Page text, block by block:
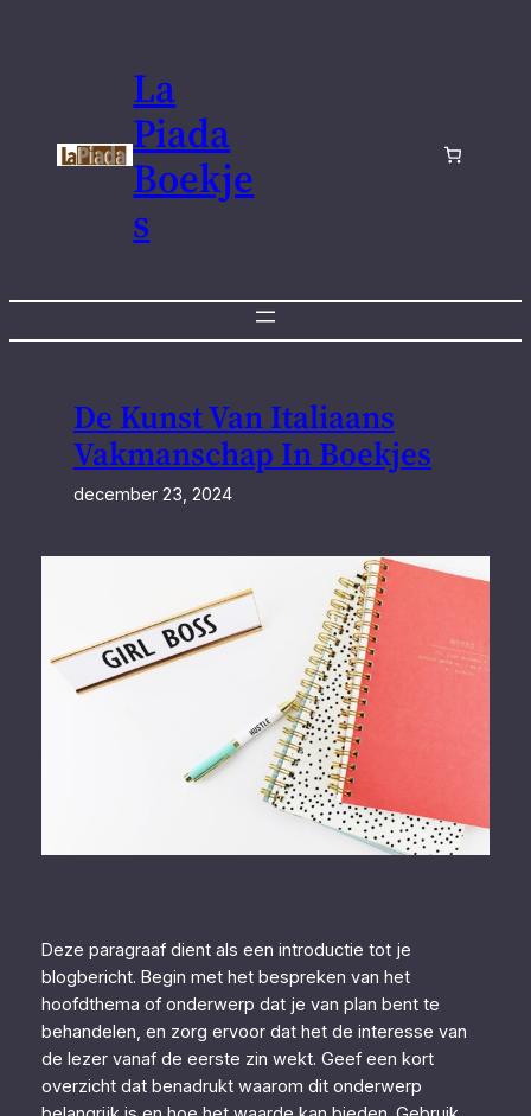
La
Piada
Boekje
s
De Kunst Van Italiaans
Vakmanschap In Boekjes
december 23, 2024
Deze paragraaf dient als een introductie tot je
blogbericht. Begin met het bespreken van het
hoofdthema of onderwerp dat je van plan bent te
behandelen, en zorg ervoor dat het de interesse van
de lezer vanaf de eerste zin wekt. Geef een kort
overzicht dat benadrukt waarom dit onderwerp